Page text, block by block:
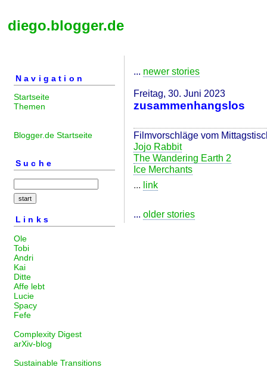
diego.blogger.de
Navigation
Startseite
Themen
Blogger.de Startseite
Suche
Links
Ole
Tobi
Andri
Kai
Ditte
Affe lebt
Lucie
Spacy
Fefe
Complexity Digest
arXiv-blog
Sustainable Transitions
... newer stories
Freitag, 30. Juni 2023
zusammenhangslos
Filmvorschläge vom
Jojo Rabbit
The Wandering Earth 2
Ice Merchants
... link
... older stories